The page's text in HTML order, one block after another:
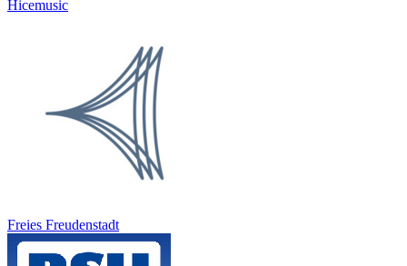
Hicemusic
Freies Freudenstadt